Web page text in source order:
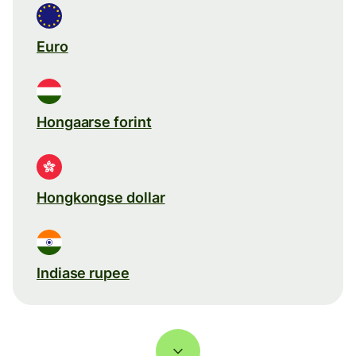
Euro
Hongaarse forint
Hongkongse dollar
Indiase rupee